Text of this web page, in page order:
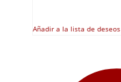
Añadir a la lista de deseos